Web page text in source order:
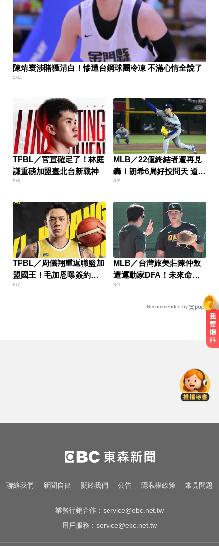
陳靖寰涉賭獲清白！慘遭台鋼球團冷凍 不滿心情全說了
1/15
TPBL／官宣確定了！林庭
謙重磅加盟臺北台新戰神
8/6
MLB／22億終結者遭再見
轟！朗希6局好投問天 道奇
吞7連敗
8/8
TPBL／周儀翔重返職籃加
盟國王！毛加恩曝簽約關
鍵
8/7
MLB／台灣旅美莊陳仲敖
遭運動家DFA！未來命運
曝光
8/1
Recommended by
車 車頭嚴重變形
白海豚不放過台灣！今晚開始影響
最劇 2地雨量上看500毫米
肥大叔驟逝！昔日勁敵丟丟妹發聲
聯絡我們 新聞自律 關於我們 公告 隱私權政策 常見問題
業務行銷合作： service@ebc.net.tw
用戶服務： service@ebc.net.tw